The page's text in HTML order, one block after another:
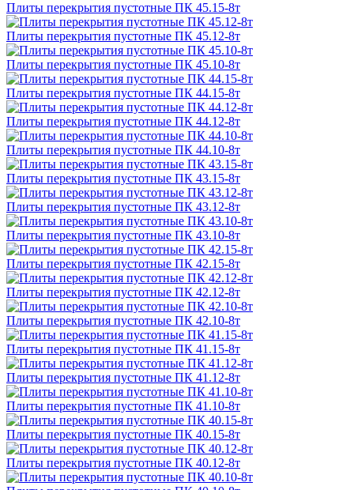
Плиты перекрытия пустотные ПК 45.15-8т
Плиты перекрытия пустотные ПК 45.12-8т
Плиты перекрытия пустотные ПК 45.10-8т
Плиты перекрытия пустотные ПК 44.15-8т
Плиты перекрытия пустотные ПК 44.12-8т
Плиты перекрытия пустотные ПК 44.10-8т
Плиты перекрытия пустотные ПК 43.15-8т
Плиты перекрытия пустотные ПК 43.12-8т
Плиты перекрытия пустотные ПК 43.10-8т
Плиты перекрытия пустотные ПК 42.15-8т
Плиты перекрытия пустотные ПК 42.12-8т
Плиты перекрытия пустотные ПК 42.10-8т
Плиты перекрытия пустотные ПК 41.15-8т
Плиты перекрытия пустотные ПК 41.12-8т
Плиты перекрытия пустотные ПК 41.10-8т
Плиты перекрытия пустотные ПК 40.15-8т
Плиты перекрытия пустотные ПК 40.12-8т